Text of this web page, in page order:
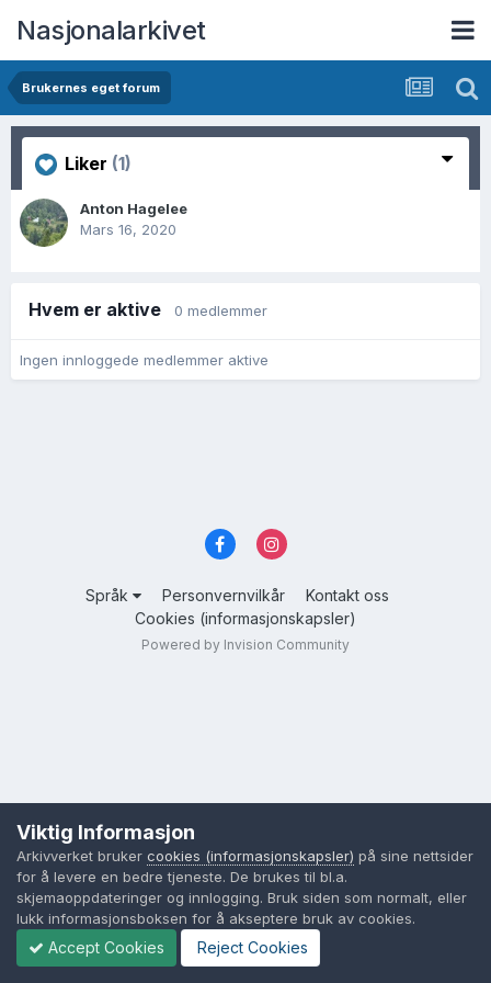
Nasjonalarkivet
Brukernes eget forum
Liker (1)
Anton Hagelee
Mars 16, 2020
Hvem er aktive 0 medlemmer
Ingen innloggede medlemmer aktive
Språk Personvernvilkår
Kontakt oss
Cookies (informasjonskapsler)
Powered by Invision Community
Viktig Informasjon
Arkivverket bruker cookies (informasjonskapsler) på sine nettsider
for å levere en bedre tjeneste. De brukes til bl.a.
skjemaoppdateringer og innlogging. Bruk siden som normalt, eller
lukk informasjonsboksen for å akseptere bruk av cookies.
Accept Cookies Reject Cookies